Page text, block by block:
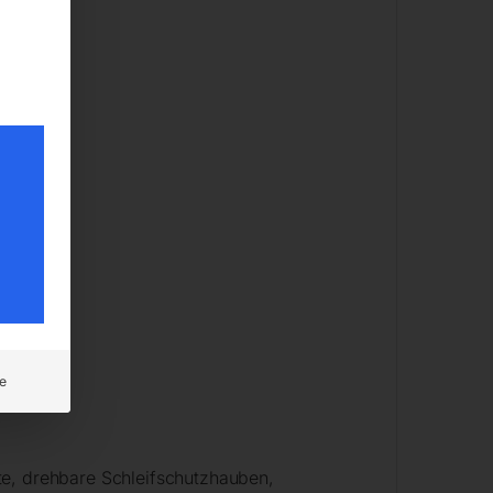
drehbare Schleifschutzhauben,